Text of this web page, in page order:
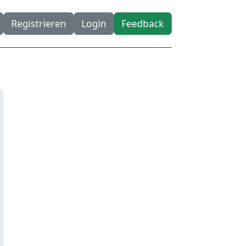
Registrieren Login Feedback